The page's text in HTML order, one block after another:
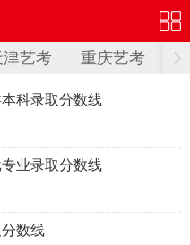
津艺考 重庆艺考
科录取分数线
业录取分数线
数线